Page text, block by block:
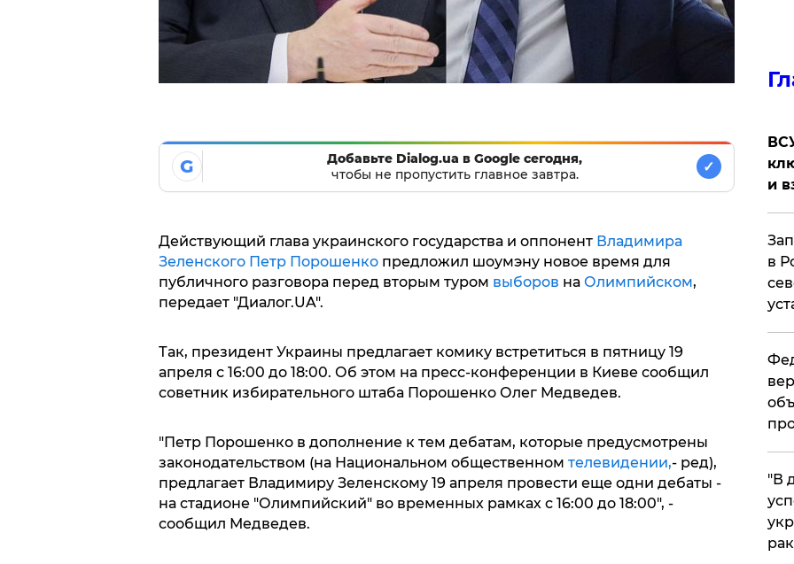
G
Добавьте Dialog.ua в Google сегодня,
чтобы не пропустить главное завтра.
✓
Действующий глава украинского государства и оппонент Владимира
Зеленского Петр Порошенкопредложил шоумэну новое время для
публичного разговора перед вторым туром выборов на Олимпийском,
передает "Диалог.UA".
Так, президент Украины предлагает комику встретиться в пятницу 19
апреля с 16:00 до 18:00. Об этом на пресс-конференции в Киеве сообщил
советник избирательного штаба Порошенко Олег Медведев.
"Петр Порошенко в дополнение к тем дебатам, которые предусмотрены
законодательством (на Национальном общественном телевидении,- ред),
предлагает Владимиру Зеленскому 19 апреля провести еще одни дебаты -
на стадионе "Олимпийский" во временных рамках с 16:00 до 18:00", -
сообщил Медведев.
и
в
​"В